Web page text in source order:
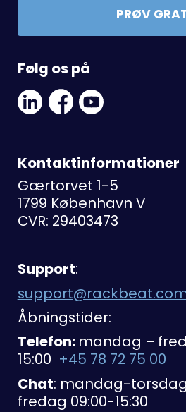
PRØV
Følg os på
Linkedin
Social
Link
Facebook
Social
Link
Youtube
Link
Kontaktinformationer
Gærtorvet 1-5
1799 København V
CVR: 29403473
Support:
Åbningstider:
Telefon: mandag –
15:00 +45 78 72 75 00
Chat: mandag-torsdag
fredag 09:00-15:30